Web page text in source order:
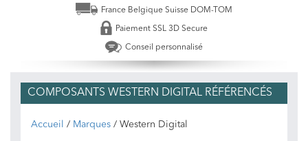
France Belgique Suisse DOM-TOM
Paiement SSL 3D Secure
Conseil personnalisé
COMPOSANTS WESTERN DIGITAL RÉFÉRENCÉS
Accueil / Marques / Western Digital